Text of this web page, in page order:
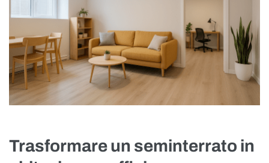
Trasformare un seminterrato in